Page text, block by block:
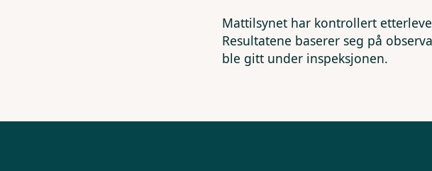
Mattilsynet har kontrollert
Resultatene baserer seg på
ble gitt under inspeksjonen.